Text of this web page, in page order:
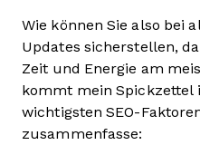
Wie können Sie also bei
Updates sicherstellen,
Zeit und Energie am
kommt mein Spickzettel
wichtigsten SEO-
zusammenfasse: